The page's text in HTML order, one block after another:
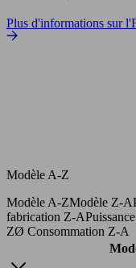
Plus d'informations sur
Modèle A-Z
Modèle A-ZModèle Z-A
fabrication Z-A
ZØ Consommation Z-A